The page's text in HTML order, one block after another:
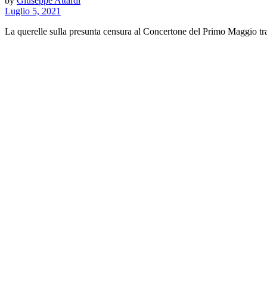
Luglio 5, 2021
La querelle sulla presunta censura al Concertone del Primo Maggio